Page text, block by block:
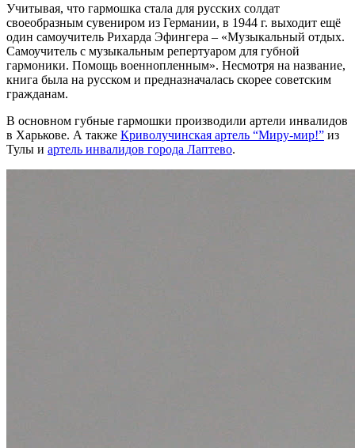
Учитывая, что гармошка стала для русских солдат
своеобразным сувениром из Германии, в 1944 г. выходит ещё
один самоучитель Рихарда Эфингера – «Музыкальный отдых.
Самоучитель с музыкальным репертуаром для губной
гармоники. Помощь военнопленным». Несмотря на название,
книга была на русском и предназначалась скорее советским
гражданам.
В основном губные гармошки производили артели инвалидов
в Харькове. А также Криволучинская артель “Миру-мир!” из
Тулы и артель инвалидов города Лаптево.